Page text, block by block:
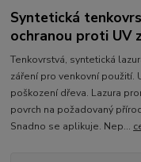
Syntetická
ochranou proti UV
Tenkovrstvá, syntetická
záření pro venkovní použití.
poškození dřeva. Lazura
povrch na požadovaný
Snadno se aplikuje. Nep...